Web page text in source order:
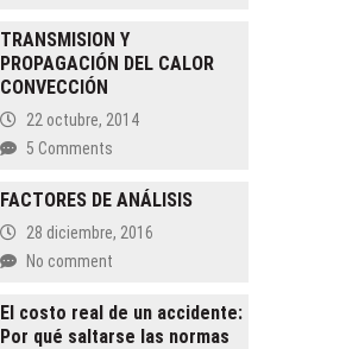
TRANSMISION Y
PROPAGACIÓN DEL CALOR
CONVECCIÓN
22 octubre, 2014
5 Comments
FACTORES DE ANÁLISIS
28 diciembre, 2016
No comment
El costo real de un accidente:
Por qué saltarse las normas